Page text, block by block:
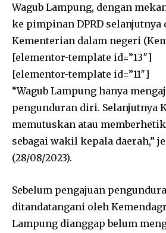
Wagub Lampung, dengan
ke pimpinan DPRD
Kementerian dalam negeri
[elementor-template id=”13″]
[elementor-template id=”11″]
“Wagub Lampung hanya
pengunduran diri. Selanjutnya
memutuskan atau
sebagai wakil kepala daerah,”
(28/08/2023).
Sebelum pengajuan
ditandatangani oleh
Lampung dianggap belum